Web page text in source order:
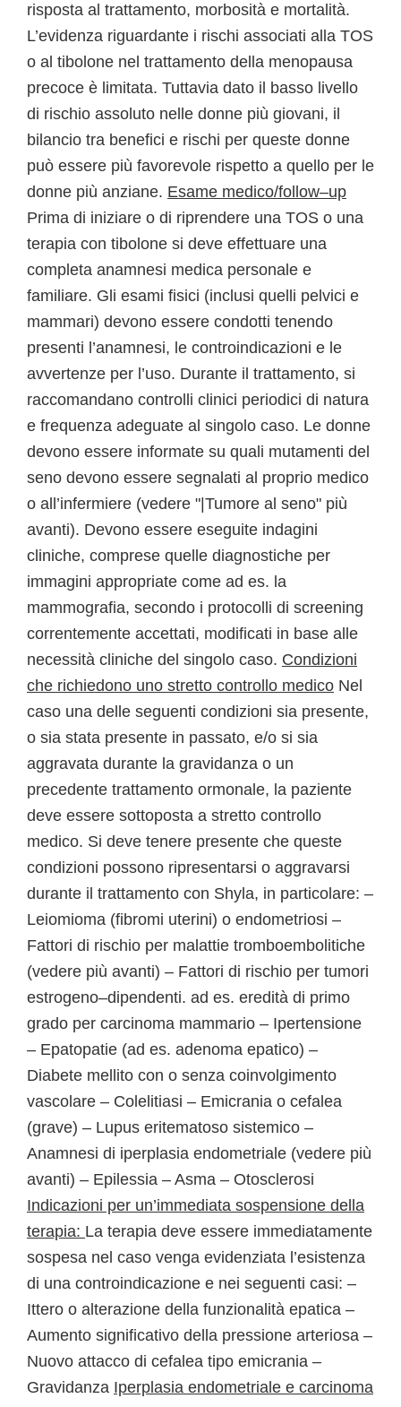
risposta al trattamento, morbosità e mortalità.
L’evidenza riguardante i rischi associati alla TOS
o al tibolone nel trattamento della menopausa
precoce è limitata. Tuttavia dato il basso livello
di rischio assoluto nelle donne più giovani, il
bilancio tra benefici e rischi per queste donne
può essere più favorevole rispetto a quello per le
donne più anziane. Esame medico/follow–up
Prima di iniziare o di riprendere una TOS o una
terapia con tibolone si deve effettuare una
completa anamnesi medica personale e
familiare. Gli esami fisici (inclusi quelli pelvici e
mammari) devono essere condotti tenendo
presenti l’anamnesi, le controindicazioni e le
avvertenze per l’uso. Durante il trattamento, si
raccomandano controlli clinici periodici di natura
e frequenza adeguate al singolo caso. Le donne
devono essere informate su quali mutamenti del
seno devono essere segnalati al proprio medico
o all’infermiere (vedere "|Tumore al seno" più
avanti). Devono essere eseguite indagini
cliniche, comprese quelle diagnostiche per
immagini appropriate come ad es. la
mammografia, secondo i protocolli di screening
correntemente accettati, modificati in base alle
necessità cliniche del singolo caso. Condizioni
che richiedono uno stretto controllo medico Nel
caso una delle seguenti condizioni sia presente,
o sia stata presente in passato, e/o si sia
aggravata durante la gravidanza o un
precedente trattamento ormonale, la paziente
deve essere sottoposta a stretto controllo
medico. Si deve tenere presente che queste
condizioni possono ripresentarsi o aggravarsi
durante il trattamento con Shyla, in particolare: –
Leiomioma (fibromi uterini) o endometriosi –
Fattori di rischio per malattie tromboembolitiche
(vedere più avanti) – Fattori di rischio per tumori
estrogeno–dipendenti. ad es. eredità di primo
grado per carcinoma mammario – Ipertensione
– Epatopatie (ad es. adenoma epatico) –
Diabete mellito con o senza coinvolgimento
vascolare – Colelitiasi – Emicrania o cefalea
(grave) – Lupus eritematoso sistemico –
Anamnesi di iperplasia endometriale (vedere più
avanti) – Epilessia – Asma – Otosclerosi
Indicazioni per un’immediata sospensione della
terapia: La terapia deve essere immediatamente
sospesa nel caso venga evidenziata l’esistenza
di una controindicazione e nei seguenti casi: –
Ittero o alterazione della funzionalità epatica –
Aumento significativo della pressione arteriosa –
Nuovo attacco di cefalea tipo emicrania –
Gravidanza Iperplasia endometriale e carcinoma